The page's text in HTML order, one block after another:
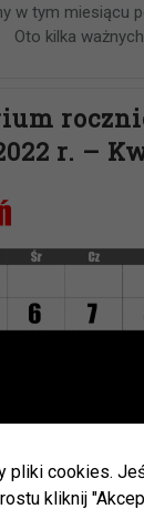
w tym miesiącu
Oto kilka
r. –
pliki cookies.
kliknij